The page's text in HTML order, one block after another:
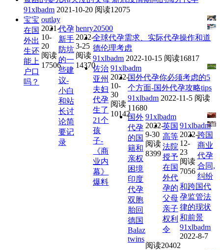
91xlbadm 2021-10-20 阅读12075
宝宝
在国
外出
生还
能上
户口
吗？
outlay
2021-
10-
20
阅读
17506
代孕
新手
防坑
的一
些建
议-
小白
和站
长讨
论简
要记
录
henry20500
2022-
3-25
阅读
14370
全球代孕需求、实际代孕操作和道
德伦理考虑
91xlbadm 2022-10-15 阅读16817
佐治
亚州
夫妇
代孕
生了
21个
孩
子-
《商
业内
幕》
爆料
91xlbadm
2022-
10-
30
阅读
10142
国外代孕你必须考虑的5
个方面-国外代孕攻略tips
91xlbadm 2022-11-5 阅读
11680
国外
代孕
的国
籍和
亲权
困境
印度
代孕
双胞
胎回
德国
Balaz
twins
91xlbadm
2022-
9-30
阅读
8399
英国
高等
法院
授予
在国
外代
孕的
父母
亲子
权利
令
91xlbadm
2022-
12-
23
阅读
7056
跨国
商业
代孕
合同,
纠纷
和跨国代
孕监管法
律的现状
和前景
91xlbadm
2022-8-7
阅读20402